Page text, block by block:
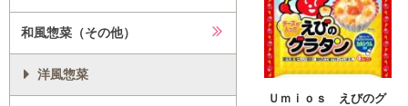
和風惣菜（その他）
洋風惣菜
Ｕｍｉｏｓ えびのグ